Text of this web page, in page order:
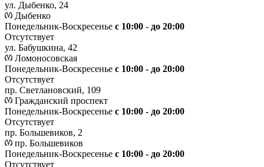
ул. Дыбенко, 24
Дыбенко
Понедельник-Воскресенье с 10:00 - до 20:00
Отсутствует
ул. Бабушкина, 42
Ломоносовская
Понедельник-Воскресенье с 10:00 - до 20:00
Отсутствует
пр. Светлановский, 109
Гражданский проспект
Понедельник-Воскресенье с 10:00 - до 20:00
Отсутствует
пр. Большевиков, 2
пр. Большевиков
Понедельник-Воскресенье с 10:00 - до 20:00
Отсутствует